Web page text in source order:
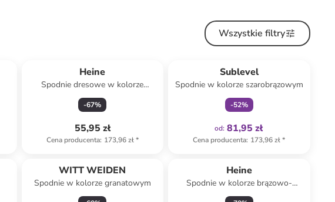
Wszystkie filtry
Heine
Spodnie dresowe w kolorze
niebieskim
-67%
55,95 zł
Cena producenta: 173,96 zł*
Sublevel
Spodnie w kolorze szarobrązowym
-52%
od: 81,95 zł
Cena producenta: 173,96 zł*
WITT WEIDEN
Spodnie w kolorze granatowym
Heine
Spodnie w kolorze brązowo-
czarnym